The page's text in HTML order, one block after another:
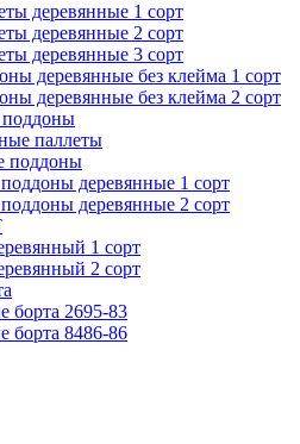
деревянные 1 сорт
деревянные 2 сорт
деревянные 3 сорт
деревянные без клейма 1 сорт
деревянные без клейма 2 сорт
поддоны
паллеты
поддоны
деревянные 1 сорт
деревянные 2 сорт
1 сорт
2 сорт
борта 2695-83
борта 8486-86